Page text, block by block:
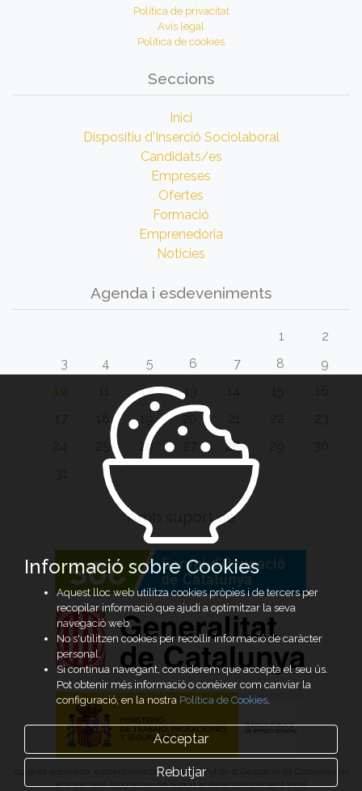
Política de privacitat
Avís legal
Política de cookies
Seccions
Inici
Dispositiu d'Inserció Sociolaboral
Candidats/es
Empreses
Ofertes
Formació
Emprenedoria
Notícies
Agenda i esdeveniments
1
2
3
4 5 6 7 8
9
10
12 13
20
26 28
Amb suport de
Aquesta acció està subvencionada pel Servei Públic d’Ocupació de Catalunya en
el marc dels Programes de suport al desenvolupament local
Informació sobre Cookies
Aquest lloc web utilitza cookies pròpies i de tercers per
recopilar informació que ajudi a optimitzar la seva
navegació web.
No s'utilitzen cookies per recollir informació de caràcter
personal.
Si continua navegant, considerem que accepta el seu ús.
Pot obtenir més informació o conèixer com canviar la
configuració, en la nostra Política de Cookies.
Acceptar
Rebutjar